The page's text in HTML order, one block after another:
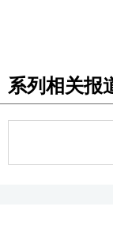
系列相关报